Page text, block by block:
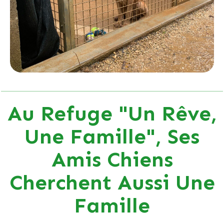
Au Refuge "Un Rêve,
Une Famille", Ses
Amis Chiens
Cherchent Aussi Une
Famille